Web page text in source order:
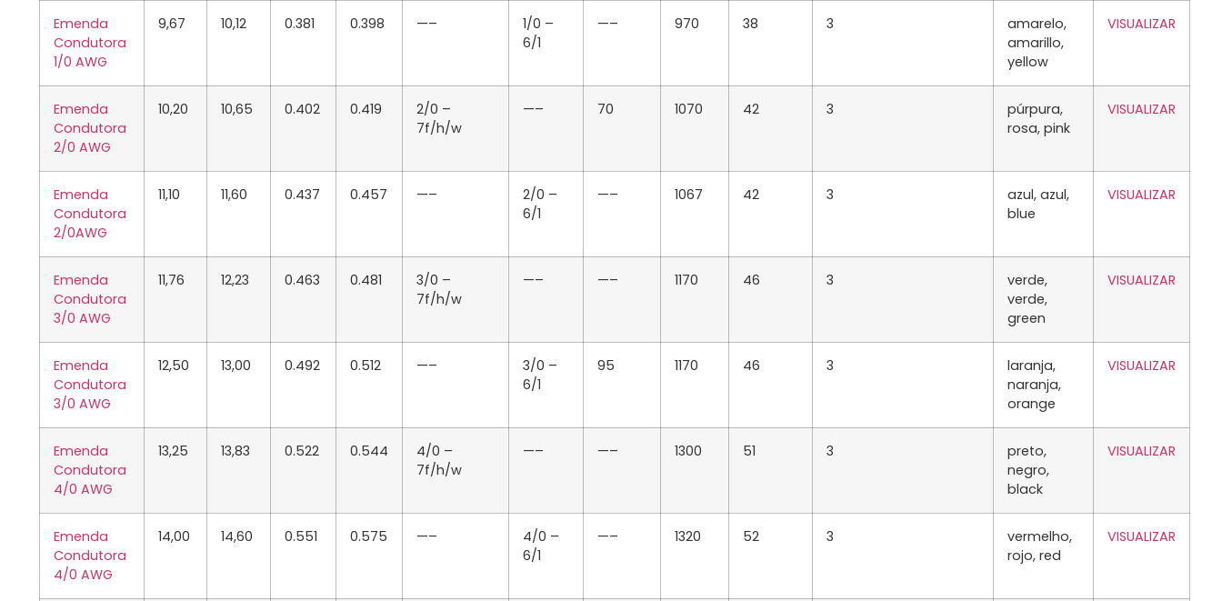
Emenda
Condutora
1/0 AWG
9,67 10,12 0.381 0.398 —–
1/0 –
6/1
—– 970 38 3
amarelo,
amarillo,
yellow
VISUALIZAR
Emenda
Condutora
2/0 AWG
10,20 10,65 0.402 0.419
2/0 –
7f/h/w
—– 70 1070 42 3
púrpura,
rosa, pink
VISUALIZAR
Emenda
Condutora
2/0AWG
11,10 11,60 0.437 0.457 —–
2/0 –
6/1
—– 1067 42 3
azul, azul,
blue
VISUALIZAR
Emenda
Condutora
3/0 AWG
11,76 12,23 0.463 0.481
3/0 –
7f/h/w
—– —– 1170 46 3
verde,
verde,
green
VISUALIZAR
Emenda
Condutora
3/0 AWG
12,50 13,00 0.492 0.512 —–
3/0 –
6/1
95 1170 46 3
laranja,
naranja,
orange
VISUALIZAR
Emenda
Condutora
4/0 AWG
13,25 13,83 0.522 0.544
4/0 –
7f/h/w
—– —– 1300 51 3
preto,
negro,
black
VISUALIZAR
Emenda
Condutora
4/0 AWG
14,00 14,60 0.551 0.575 —–
4/0 –
6/1
—– 1320 52 3
vermelho,
rojo, red
VISUALIZAR